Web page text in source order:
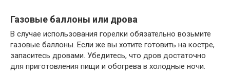
Газовые баллоны или дрова
В случае использования горелки обязательно возьмите
газовые баллоны. Если же вы хотите готовить на костре,
запаситесь дровами. Убедитесь, что дров достаточно
для приготовления пищи и обогрева в холодные ночи.